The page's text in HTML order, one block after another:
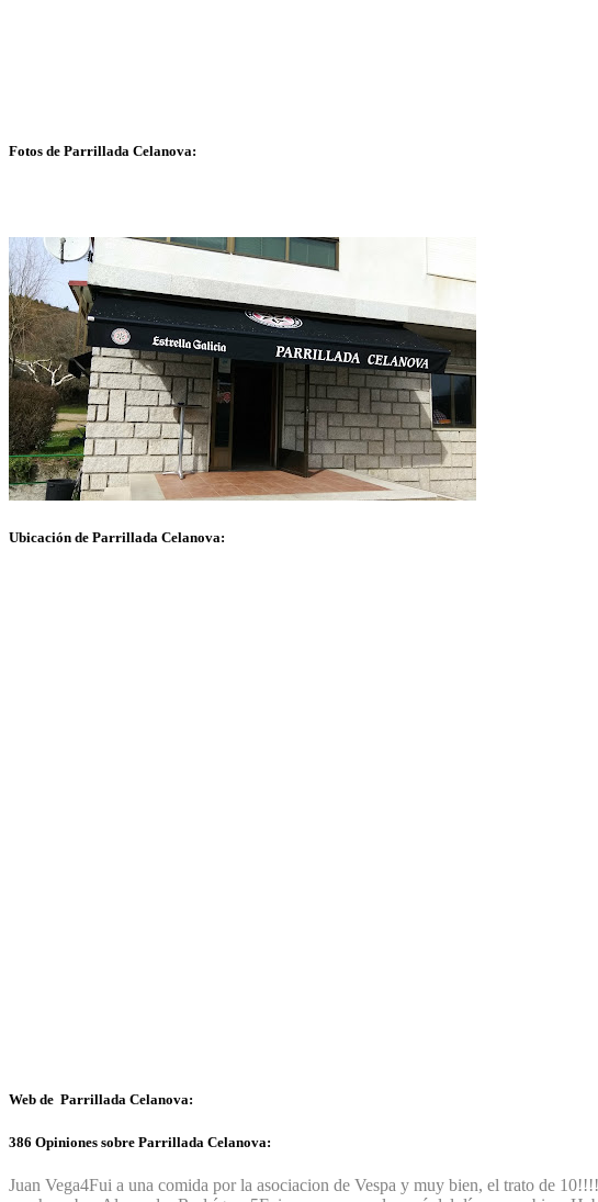
Fotos de Parrillada Celanova:
Ubicación de Parrillada Celanova:
Web de Parrillada Celanova:
386 Opiniones sobre Parrillada Celanova:
Juan Vega4Fui a una comida por la asociacion de Vespa y muy bien, el trato de